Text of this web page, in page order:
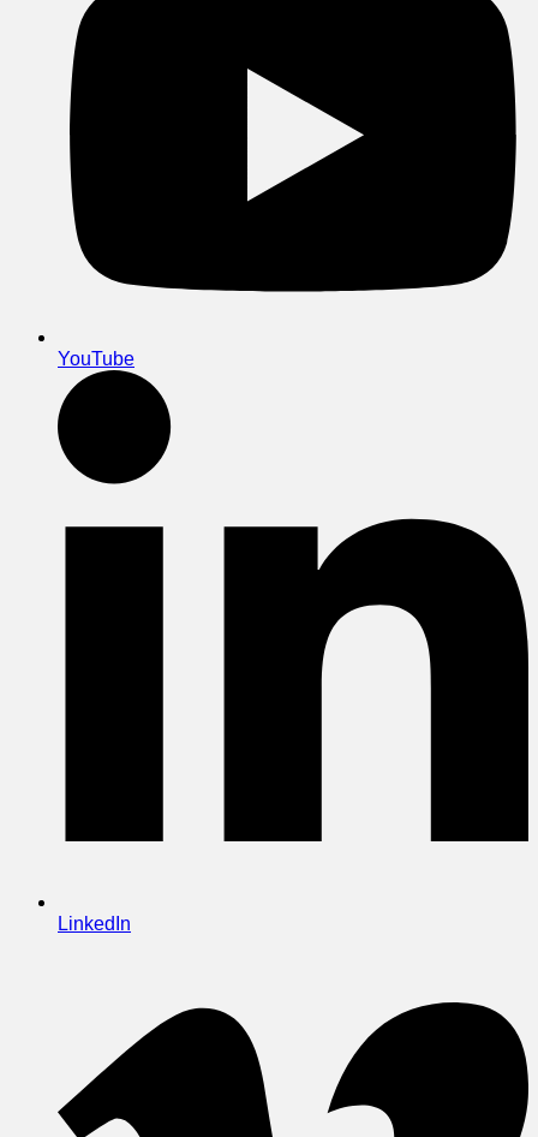
YouTube
LinkedIn